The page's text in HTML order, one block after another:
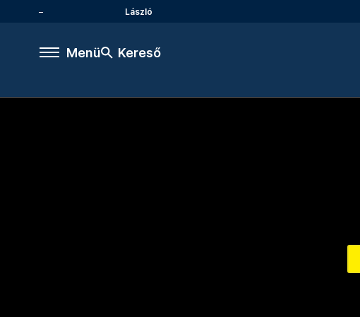
László
Menü Kereső